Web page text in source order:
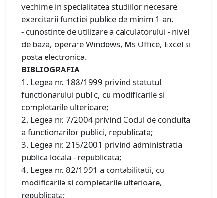
vechime in specialitatea studiilor necesare
exercitarii functiei publice de minim 1 an.
- cunostinte de utilizare a calculatorului - nivel
de baza, operare Windows, Ms Office, Excel si
posta electronica.
BIBLIOGRAFIA
1. Legea nr. 188/1999 privind statutul
functionarului public, cu modificarile si
completarile ulterioare;
2. Legea nr. 7/2004 privind Codul de conduita
a functionarilor publici, republicata;
3. Legea nr. 215/2001 privind administratia
publica locala - republicata;
4. Legea nr. 82/1991 a contabilitatii, cu
modificarile si completarile ulterioare,
republicata;